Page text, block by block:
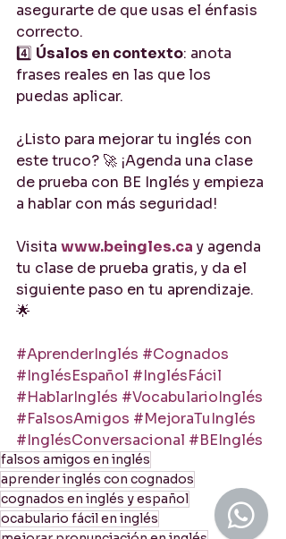
asegurarte de que usas el énfasis
correcto.
4️⃣ Úsalos en contexto: anota
frases reales en las que los
puedas aplicar.
¿Listo para mejorar tu inglés con
este truco? 🚀 ¡Agenda una clase
de prueba con BE Inglés y empieza
a hablar con más seguridad!
Visita www.beingles.ca y agenda
tu clase de prueba gratis, y da el
siguiente paso en tu aprendizaje.
🌟
#AprenderInglés #Cognados
#InglésEspañol #InglésFácil
#HablarInglés #VocabularioInglés
#FalsosAmigos #MejoraTuInglés
#InglésConversacional #BEInglés
falsos amigos en inglés
aprender inglés con cognados
cognados en inglés y español
ocabulario fácil en inglés